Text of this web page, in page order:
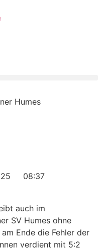
Humes
08:37
auch im
SV Humes ohne
Ende die Fehler der
verdient mit 5:2